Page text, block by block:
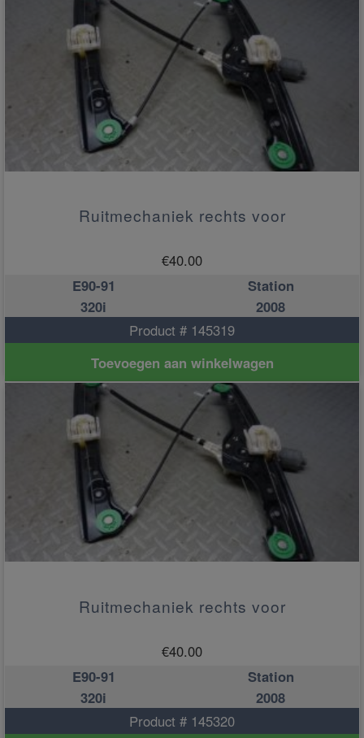
Ruitmechaniek rechts voor
€40.00
E90-91
Station
320i
2008
Product # 145319
Toevoegen aan winkelwagen
Ruitmechaniek rechts voor
€40.00
E90-91
Station
320i
2008
Product # 145320